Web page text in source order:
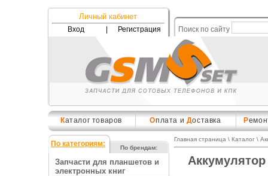
Личный кабинет
Вход Регистрация Поиск по сайту
Каталог товаров Оплата и Доставка Р
По категориям: По брендам:
Запчасти для планшетов и
электронных книг
Главная страница \ Каталог\